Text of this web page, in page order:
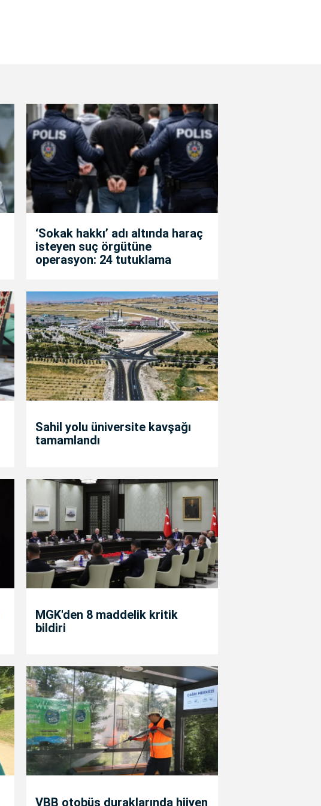
‘Sokak hakkı’ adı altında haraç
isteyen suç örgütüne
operasyon: 24 tutuklama
Sahil yolu üniversite kavşağı
tamamlandı
MGK'den 8 maddelik kritik
bildiri
VBB otobüs duraklarında hijyen